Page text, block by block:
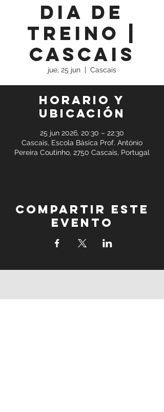
Dia de
Treino |
Cascais
jue, 25 jun
  |
Cascais
Horario y
ubicación
25 jun 2026, 20:30 – 22:30
Cascais, Escola Básica Prof. António
Pereira Coutinho, 2750 Cascais, Portugal
Compartir este
evento